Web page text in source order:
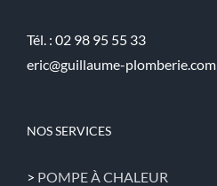
Tél. : 02 98 95 55 33
eric@guillaume-plomberie.com
NOS SERVICES
> POMPE À CHALEUR